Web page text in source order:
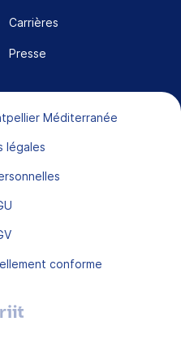
Carrières
Presse
Méditerranée
légales
conforme